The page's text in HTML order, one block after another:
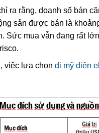
ra rằng, doanh số bán
sản được bán là
Sức mua vẫn đang rất
việc lựa chọn đi mỹ diện